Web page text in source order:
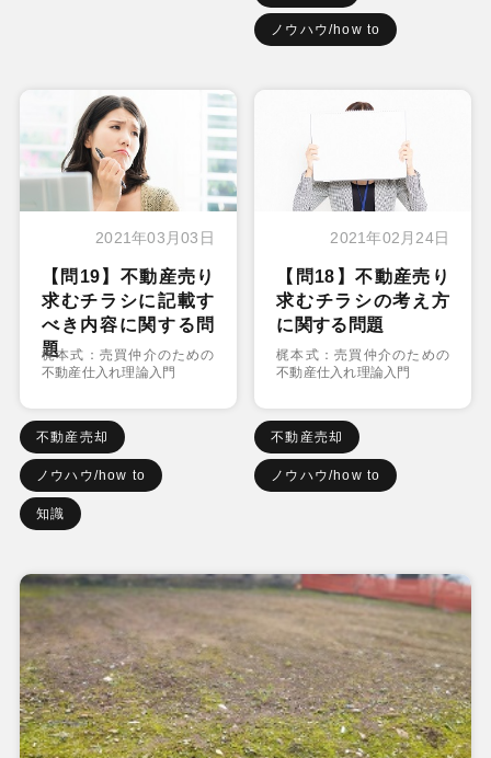
ノウハウ/how to
2021年03月03日
【問19】不動産売り
求むチラシに記載す
べき内容に関する問
題
梶本式：売買仲介のための
不動産仕入れ理論入門
不動産売却
ノウハウ/how to
知識
2021年02月24日
【問18】不動産売り
求むチラシの考え方
に関する問題
梶本式：売買仲介のための
不動産仕入れ理論入門
不動産売却
ノウハウ/how to